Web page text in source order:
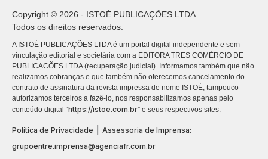
Copyright © 2026 - ISTOÉ PUBLICAÇÕES LTDA
Todos os direitos reservados.
A ISTOÉ PUBLICAÇÕES LTDA é um portal digital independente e sem
vinculação editorial e societária com a EDITORA TRES COMÉRCIO DE
PUBLICACÕES LTDA (recuperação judicial). Informamos também que não
realizamos cobranças e que também não oferecemos cancelamento do
contrato de assinatura da revista impressa de nome ISTOÉ, tampouco
autorizamos terceiros a fazê-lo, nos responsabilizamos apenas pelo
conteúdo digital “https://istoe.com.br” e seus respectivos sites.
Política de Privacidade
Assessoria de Imprensa:
grupoentre.imprensa@agenciafr.com.br